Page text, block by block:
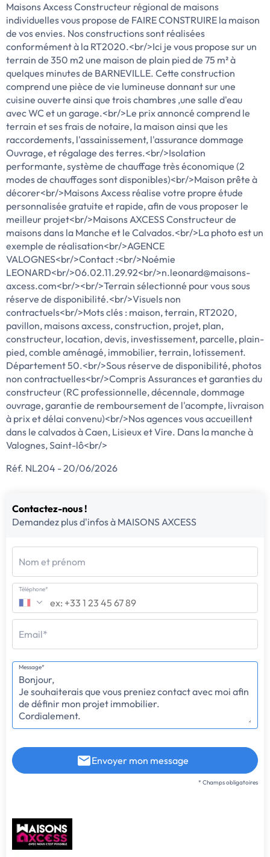
Maisons Axcess Constructeur régional de maisons
individuelles vous propose de FAIRE CONSTRUIRE la maison
de vos envies. Nos constructions sont réalisées
conformément à la RT2020.<br/>Ici je vous propose sur un
terrain de 350 m2 une maison de plain pied de 75 m² à
quelques minutes de BARNEVILLE. Cette construction
comprend une pièce de vie lumineuse donnant sur une
cuisine ouverte ainsi que trois chambres ,une salle d'eau
avec WC et un garage.<br/>Le prix annoncé comprend le
terrain et ses frais de notaire, la maison ainsi que les
raccordements, l'assainissement, l'assurance dommage
Ouvrage, et régalage des terres.<br/>Isolation
performante, système de chauffage très économique (2
modes de chauffages sont disponibles)<br/>Maison prête à
décorer<br/>Maisons Axcess réalise votre propre étude
personnalisée gratuite et rapide, afin de vous proposer le
meilleur projet<br/>Maisons AXCESS Constructeur de
maisons dans la Manche et le Calvados.<br/>La photo est un
exemple de réalisation<br/>AGENCE
VALOGNES<br/>Contact :<br/>Noémie
LEONARD<br/>06.02.11.29.92<br/>n.leonard@maisons-
axcess.com<br/><br/>Terrain sélectionné pour vous sous
réserve de disponibilité.<br/>Visuels non
contractuels<br/>Mots clés : maison, terrain, RT2020,
pavillon, maisons axcess, construction, projet, plan,
constructeur, location, devis, investissement, parcelle, plain-
pied, comble aménagé, immobilier, terrain, lotissement.
Département 50.<br/>Sous réserve de disponibilité, photos
non contractuelles<br/>Compris Assurances et garanties du
constructeur (RC professionnelle, décennale, dommage
ouvrage, garantie de remboursement de l'acompte, livraison
à prix et délai convenu)<br/>Nos agences vous accueillent
dans le calvados à Caen, Lisieux et Vire. Dans la manche à
Valognes, Saint-lô<br/>
Réf. NL204 - 20/06/2026
Contactez-nous !
Demandez plus d'infos à MAISONS AXCESS
Nom et prénom
Téléphone*
Email*
Message*
Envoyer mon message
* Champs obligatoires